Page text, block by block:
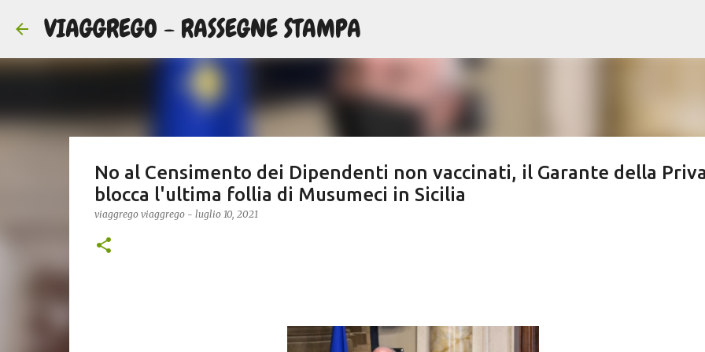
VIAGGREGO - RASSEGNE STAMPA
No al Censimento dei Dipendenti non vaccinati, il Garante della
blocca l'ultima follia di Musumeci in Sicilia
viaggrego viaggrego - luglio 10, 2021